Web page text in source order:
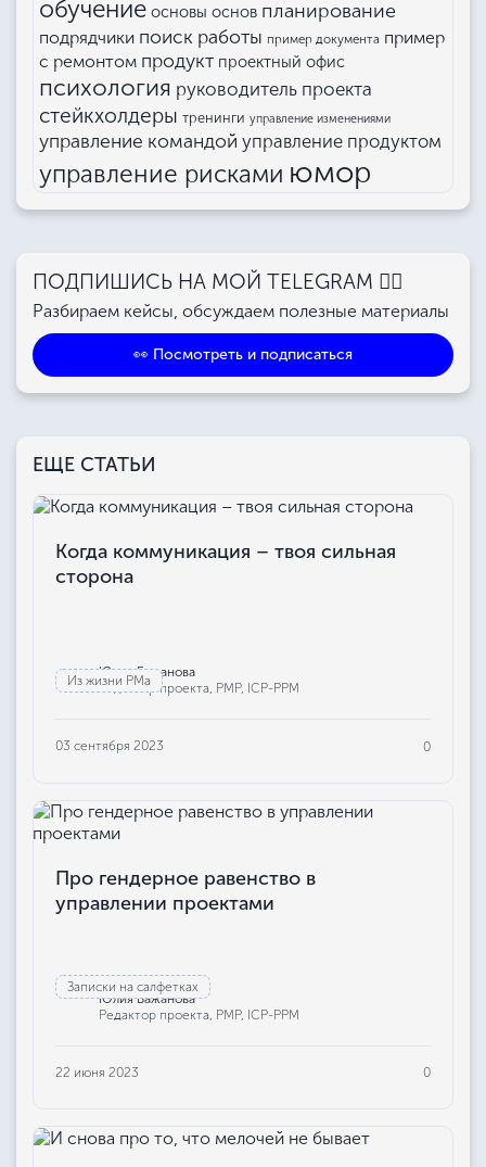
обучение основы основ планирование
подрядчики поиск работы пример документа пример
с ремонтом продукт проектный офис
психология руководитель проекта
стейкхолдеры тренинги управление изменениями
управление командой управление продуктом
управление рисками юмор
ПОДПИШИСЬ НА МОЙ TELEGRAM 👉🏻
Разбираем кейсы, обсуждаем полезные материалы
👀 Посмотреть и подписаться
ЕЩЕ СТАТЬИ
Из жизни РМа
Когда коммуникация – твоя сильная
сторона
Юлия Бажанова
Редактор проекта, РМР, ICP-PPM
03 сентября 2023 0
Записки на салфетках
Про гендерное равенство в
управлении проектами
Юлия Бажанова
Редактор проекта, РМР, ICP-PPM
22 июня 2023 0